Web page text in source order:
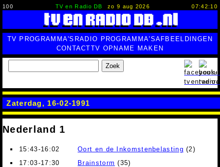
100 TV en Radio DB zo 9 aug 2026 07:42:11
TV PROGRAMMA'S RADIO PROGRAMMA'SAFBEELDINGEN
CONTACTTV OPNAME MAKEN
Zoek
Zaterdag, 16-02-1991
Nederland 1
15:43-16:02 Oort en de Inkomstenbelasting (2)
17:03-17:30
Brainstorm (35)